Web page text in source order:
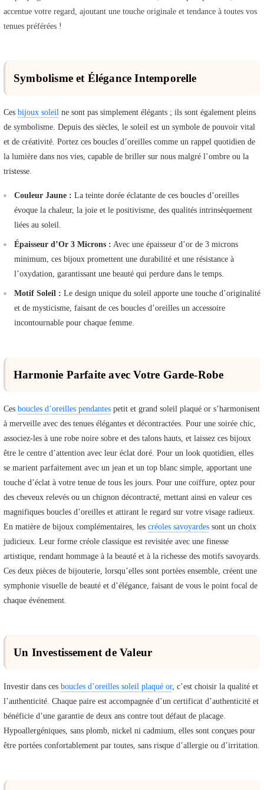
accentue votre regard, ajoutant une touche originale et tendance à toutes vos
tenues préférées !
Symbolisme et Élégance Intemporelle
Ces bijoux soleil ne sont pas simplement élégants ; ils sont également pleins
de symbolisme. Depuis des siècles, le soleil est un symbole de pouvoir vital
et de créativité. Portez ces boucles d’oreilles comme un rappel quotidien de
la lumière dans nos vies, capable de briller sur nous malgré l’ombre ou la
tristesse.
Couleur Jaune : La teinte dorée éclatante de ces boucles d’oreilles
évoque la chaleur, la joie et le positivisme, des qualités intrinsèquement
liées au soleil.
Épaisseur d’Or 3 Microns : Avec une épaisseur d’or de 3 microns
minimum, ces bijoux promettent une durabilité et une résistance à
l’oxydation, garantissant une beauté qui perdure dans le temps.
Motif Soleil : Le design unique du soleil apporte une touche d’originalité
et de mysticisme, faisant de ces boucles d’oreilles un accessoire
incontournable pour chaque femme.
Harmonie Parfaite avec Votre Garde-Robe
Ces boucles d’oreilles pendantes petit et grand soleil plaqué or s’harmonisent
à merveille avec des tenues élégantes et décontractées. Pour une soirée chic,
associez-les à une robe noire sobre et des talons hauts, et laissez ces bijoux
être le centre d’attention avec leur éclat doré. Pour un look quotidien, elles
se marient parfaitement avec un jean et un top blanc simple, apportant une
touche d’éclat à votre tenue de tous les jours. Pour une coiffure, optez pour
des cheveux relevés ou un chignon décontracté, mettant ainsi en valeur ces
magnifiques boucles d’oreilles et attirant le regard sur votre visage radieux.
En matière de bijoux complémentaires, les créoles savoyardes sont un choix
judicieux. Leur forme créole classique est revisitée avec une finesse
artistique, rendant hommage à la beauté et à la richesse des motifs savoyards.
Ces deux pièces de bijouterie, lorsqu’elles sont portées ensemble, créent une
symphonie visuelle de beauté et d’élégance, faisant de vous le point focal de
chaque événement.
Un Investissement de Valeur
Investir dans ces boucles d’oreilles soleil plaqué or, c’est choisir la qualité et
l’authenticité. Chaque paire est accompagnée d’un certificat d’authenticité et
bénéficie d’une garantie de deux ans contre tout défaut de placage.
Hypoallergéniques, sans plomb, nickel ni cadmium, elles sont conçues pour
être portées confortablement par toutes, sans risque d’allergie ou d’irritation.